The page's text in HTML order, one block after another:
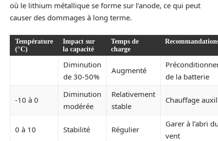
où le lithium métallique se forme sur l’anode, ce qui peut
causer des dommages à long terme.
Température
(°C)
Impact sur
la capacité
Temps de
charge
Diminution
de 30-50%
Augmenté
de la batterie
-10 à 0
Diminution
modérée
Relativement
stable
Chauffage
0 à 10 Stabilité Régulier
Garer à l’abri
vent